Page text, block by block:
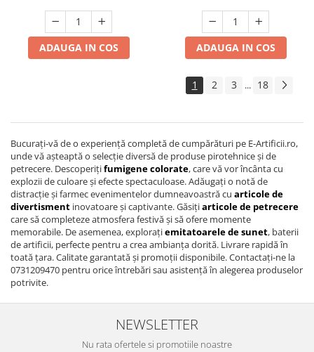
ADAUGA IN COS ADAUGA IN COS
1 2 3 ... 18
Bucurați-vă de o experiență completă de cumpărături pe E-Artificii.ro,
unde vă așteaptă o selecție diversă de produse pirotehnice și de
petrecere. Descoperițifumigene colorate, care vă vor încânta cu
explozii de culoare și efecte spectaculoase. Adăugați o notă de
distracție și farmec evenimentelor dumneavoastră cu articole de
divertisment inovatoare și captivante. Găsițiarticole de petrecere
care să completeze atmosfera festivă și să ofere momente
memorabile. De asemenea, explorațiemitatoarele de sunet, baterii
de artificii, perfecte pentru a crea ambianța dorită. Livrare rapidă în
toată țara. Calitate garantată și promoții disponibile. Contactați-ne la
0731209470 pentru orice întrebări sau asistență în alegerea produselor
potrivite.
NEWSLETTER
Nu rata ofertele si promotiile noastre